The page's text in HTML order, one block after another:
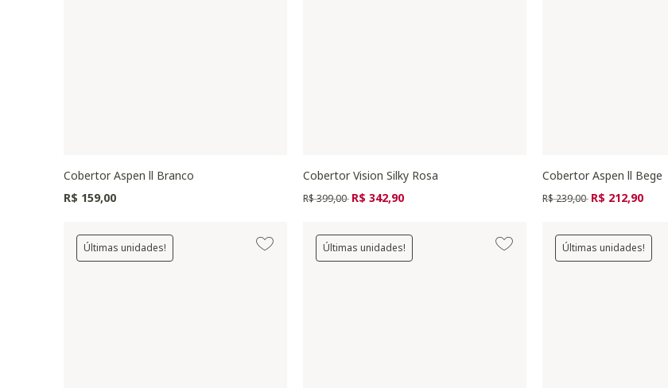
Cobertor Aspen ll Branco
R$ 159,00
Cobertor Vision Silky Rosa
Preço reduzido de
R$ 399,00 para
R$ 342,90
Cobertor Aspen ll Bege
Preço reduzido de
R$ 239,00 para
R$ 212,90
Últimas unidades! Últimas unidades! Últimas unidades!